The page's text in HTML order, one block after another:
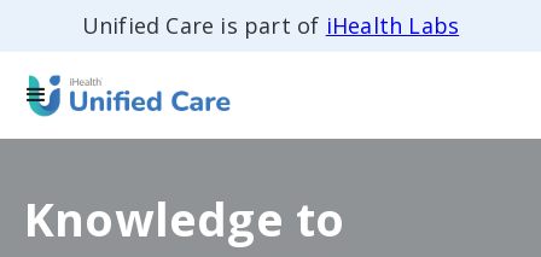
Unified Care is part of iHealth Labs
Knowledge to